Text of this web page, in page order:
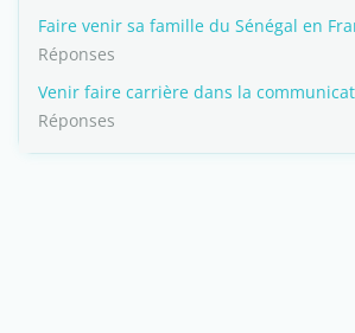
Faire venir sa famille du Sénégal en
Réponses
Venir faire carrière dans la
Réponses